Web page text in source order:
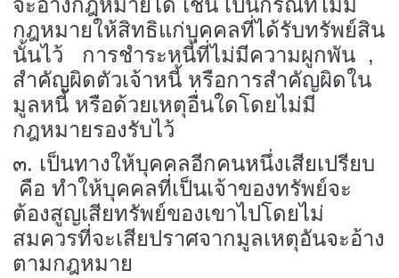
จะอ้างกฎหมายได้ เช่น เป็นกรณีที่ไม่มี
กฎหมายให้สิทธิแก่บุคคลที่ได้รับทรัพย์สิน
นั้นไว้ การชำระหนี้ที่ไม่มีความผูกพัน ,
สำคัญผิดตัวเจ้าหนี้ หรือการสำคัญผิดใน
มูลหนี้ หรือด้วยเหตุอื่นใดโดยไม่มี
กฎหมายรองรับไว้
๓. เป็นทางให้บุคคลอีกคนหนึ่งเสียเปรียบ
คือ ทำให้บุคคลที่เป็นเจ้าของทรัพย์จะ
ต้องสูญเสียทรัพย์ของเขาไปโดยไม่
สมควรที่จะเสียปราศจากมูลเหตุอันจะอ้าง
ตามกฎหมาย